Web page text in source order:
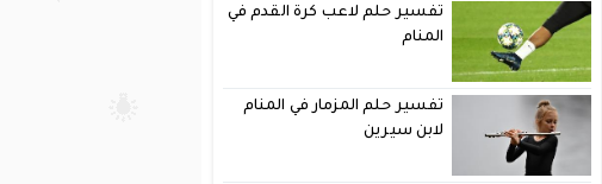
تفسير حلم لاعب كرة القدم في
المنام
تفسير حلم المزمار في المنام
لابن سيرين